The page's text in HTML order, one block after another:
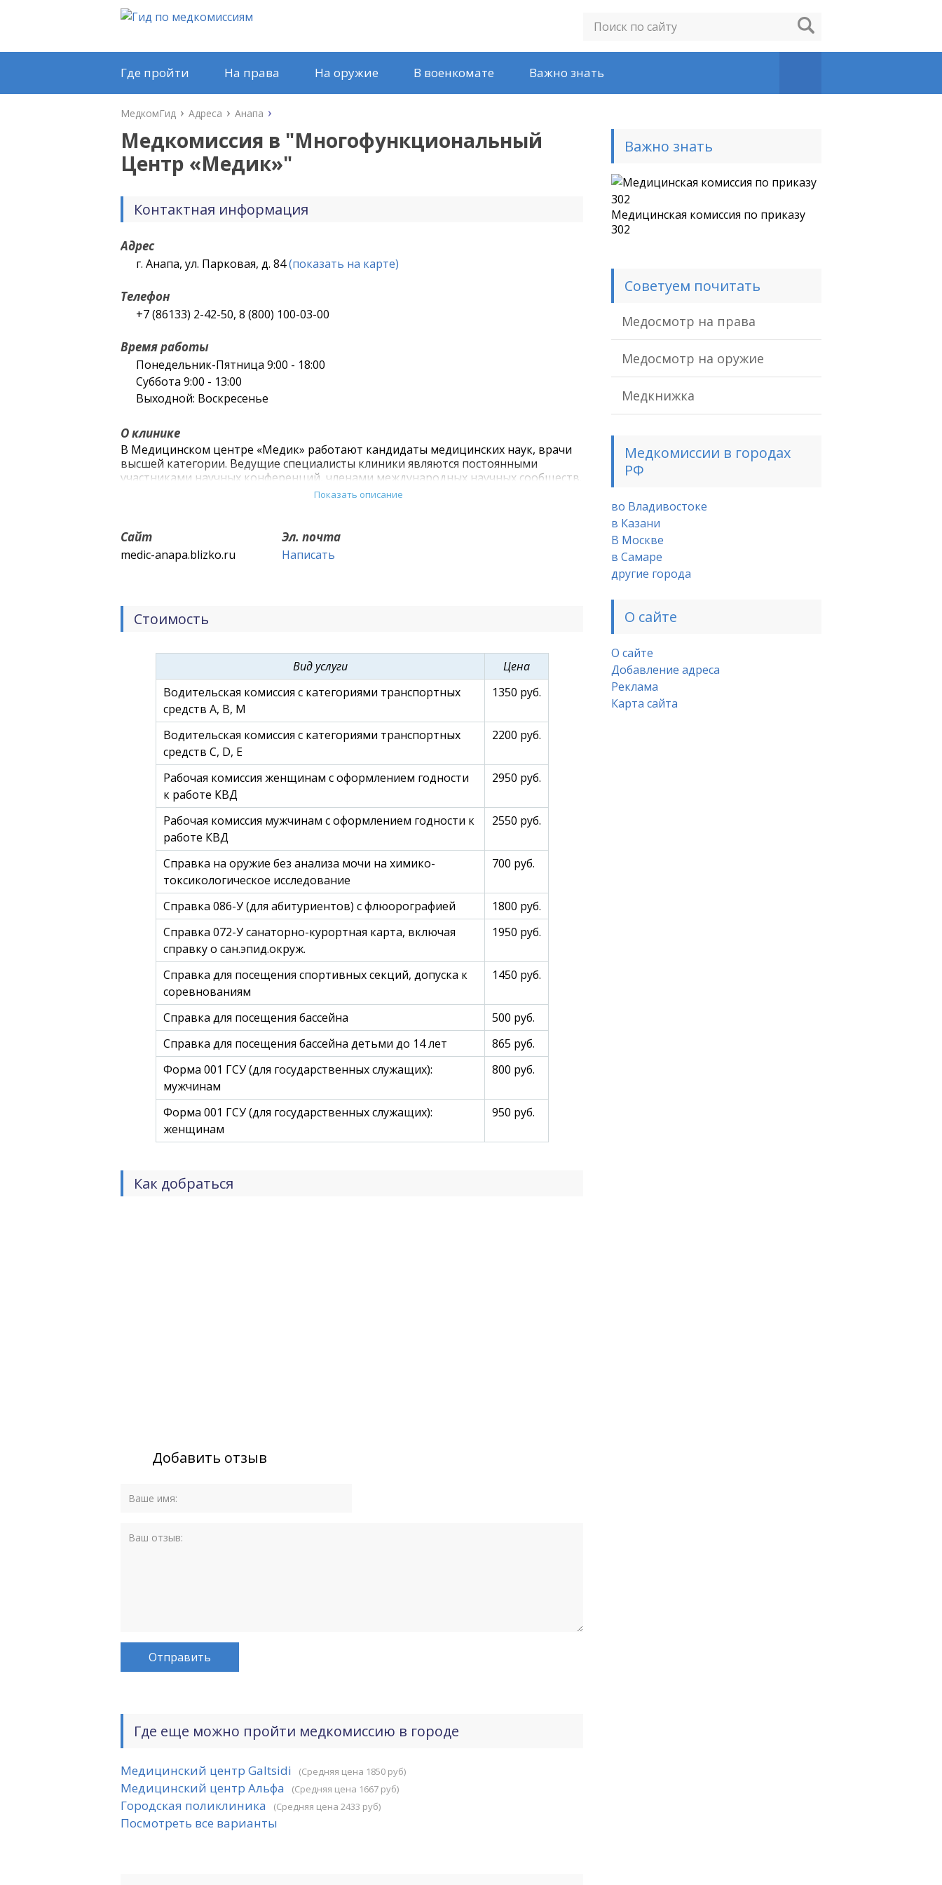
Где пройти На права На оружие В военкомате Важно знать
МедкомГид Адреса Анапа
Медкомиссия в "Многофункциональный
Центр «Медик»"
Контактная информация
Адрес
г. Анапа, ул. Парковая, д. 84(показать на карте)
Телефон
+7 (86133) 2-42-50, 8 (800) 100-03-00
Время работы
Понедельник-Пятница 9:00 - 18:00
Суббота 9:00 - 13:00
Выходной: Воскресенье
О клинике
В Медицинском центре «Медик» работают кандидаты медицинских наук, врачи
высшей категории. Ведущие специалисты клиники являются постоянными
участниками научных конференций, членами международных научных сообществ.
Ежегодно сотрудники медицинского центра повышают свою квалификацию.
Многофункциональному медицинскому центру «Медик» в Анапе более 7 лет и за
это время он добился больших успехов в оказании медицинской помощи нашим
пациентам!
Показать описание
Сайт
medic-anapa.blizko.ru
Эл. почта
Написать
Стоимость
Вид услуги
Цена
Водительская комиссия с категориями транспортных
средств А, B, M
1350 руб.
Водительская комиссия с категориями транспортных
средств С, D, E
2200 руб.
Рабочая комиссия женщинам с оформлением годности
к работе КВД
2950 руб.
Рабочая комиссия мужчинам с оформлением годности к
работе КВД
2550 руб.
Справка на оружие без анализа мочи на химико-
токсикологическое исследование
700 руб.
Справка 086-У (для абитуриентов) с флюорографией
1800 руб.
Справка 072-У санаторно-курортная карта, включая
справку о сан.эпид.окруж.
1950 руб.
Справка для посещения спортивных секций, допуска к
соревнованиям
1450 руб.
Справка для посещения бассейна
500 руб.
Справка для посещения бассейна детьми до 14 лет
865 руб.
Форма 001 ГСУ (для государственных служащих):
мужчинам
800 руб.
Форма 001 ГСУ (для государственных служащих):
женщинам
950 руб.
Как добраться
Добавить отзыв
Где еще можно пройти медкомиссию в городе
Медицинский центр Galtsidi (Средняя цена 1850 руб)
Медицинский центр Альфа (Средняя цена 1667 руб)
Городская поликлиника (Средняя цена 2433 руб)
Посмотреть все варианты
Важно знать
Медицинская комиссия по приказу
302
Советуем почитать
Медосмотр на права
Медосмотр на оружие
Медкнижка
Медкомиссии в городах
РФ
во Владивостоке
в Казани
В Москве
в Самаре
другие города
О сайте
О сайте
Добавление адреса
Реклама
Карта сайта